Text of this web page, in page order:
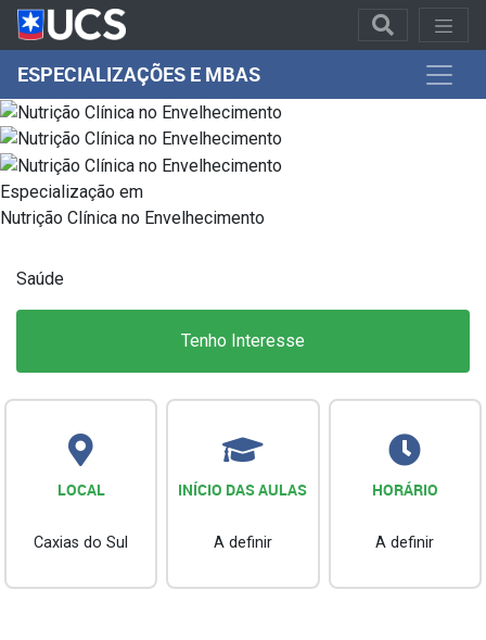
ESPECIALIZAÇÕES E MBAS
Especialização em
Nutrição Clínica no Envelhecimento
Saúde
Tenho Interesse
LOCAL
Caxias do Sul
INÍCIO DAS AULAS
A definir
HORÁRIO
A definir